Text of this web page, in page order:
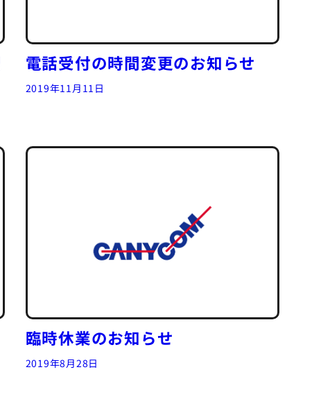
電話受付の時間変更のお知らせ
2019年11月11日
臨時休業のお知らせ
2019年8月28日